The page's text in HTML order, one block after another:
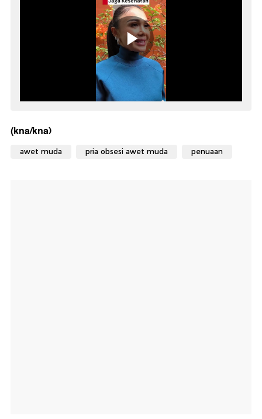
(kna/kna)
awet muda pria obsesi awet muda penuaan